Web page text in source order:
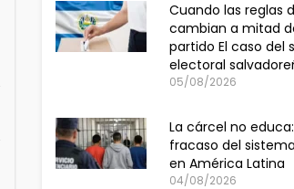
Cuando las reglas
cambian a mitad
partido El caso del
electoral
05/08/2026
La cárcel no
fracaso del
en América Latina
04/08/2026